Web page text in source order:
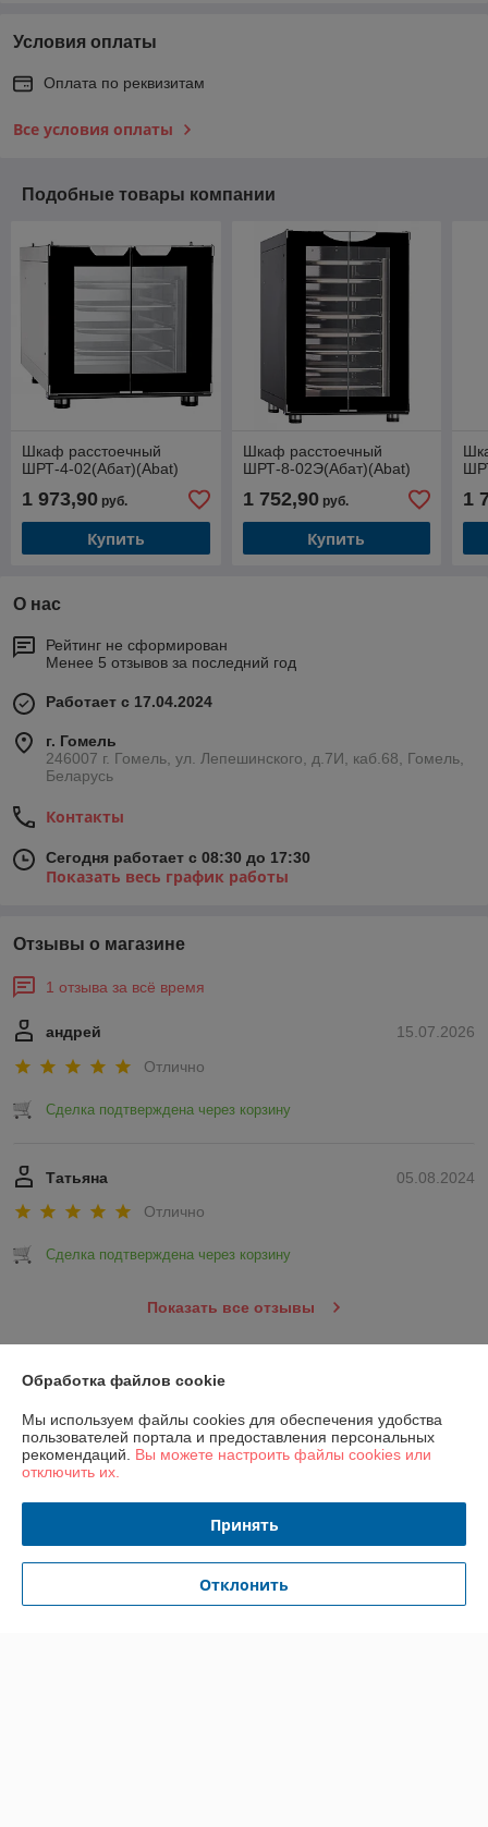
Условия оплаты
Оплата по реквизитам
Все условия оплаты
Подобные товары компании
Шкаф расстоечный
ШРТ-4-02(Абат)(Abat)
1 973,90 руб.
Купить
Шкаф расстоечный
ШРТ-8-02Э(Абат)(Abat)
1 752,90руб.
Купить
1
О нас
Рейтинг не сформирован
Менее 5 отзывов за последний год
Работает с 17.04.2024
г. Гомель
246007 г. Гомель, ул. Лепешинского, д.7И, каб.68, Гомель,
Беларусь
Контакты
Сегодня работает с 08:30 до 17:30
Показать весь график работы
Отзывы о магазине
1 отзыва за всё время
15.07.2026
андрей
Отлично
Сделка подтверждена через корзину
05.08.2024
Татьяна
Отлично
Сделка подтверждена через корзину
Показать все отзывы
О нас
Контакты
Обработка файлов cookie
Мы используем файлы cookies для обеспечения удобства
пользователей портала и предоставления персональных
рекомендаций. Вы можете настроить файлы cookies или
отключить их.
Принять
Отклонить